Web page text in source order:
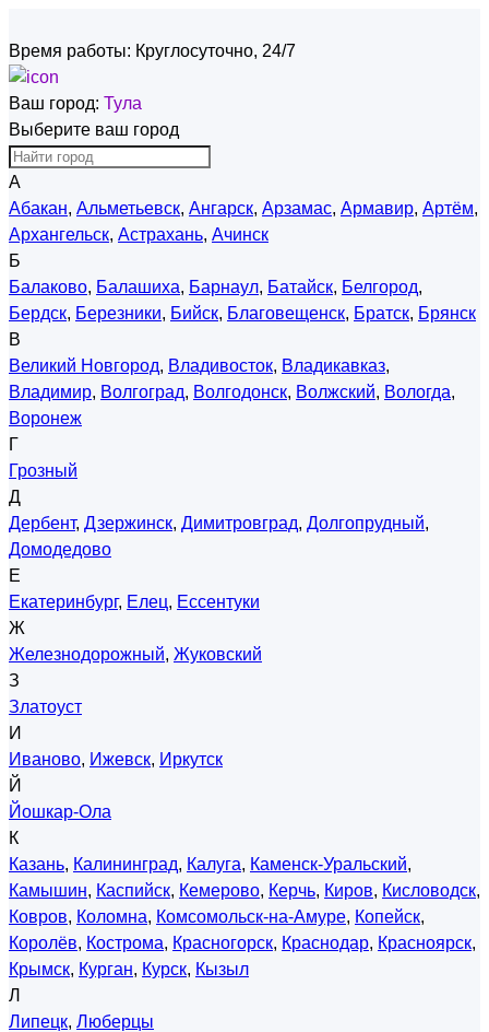
Время работы: Круглосуточно, 24/7
Ваш город: Тула
Выберите ваш город
А
Абакан, Альметьевск, Ангарск, Арзамас, Армавир, Артём,
Архангельск, Астрахань, Ачинск
Б
Балаково, Балашиха, Барнаул, Батайск, Белгород,
Бердск, Березники, Бийск, Благовещенск, Братск, Брянск
В
Великий Новгород, Владивосток, Владикавказ,
Владимир, Волгоград, Волгодонск, Волжский, Вологда,
Воронеж
Г
Грозный
Д
Дербент, Дзержинск, Димитровград, Долгопрудный,
Домодедово
Е
Екатеринбург, Елец, Ессентуки
Ж
Железнодорожный, Жуковский
З
Златоуст
И
Иваново, Ижевск, Иркутск
Й
Йошкар-Ола
К
Казань, Калининград, Калуга, Каменск-Уральский,
Камышин, Каспийск, Кемерово, Керчь, Киров, Кисловодск,
Ковров, Коломна, Комсомольск-на-Амуре, Копейск,
Королёв, Кострома, Красногорск, Краснодар, Красноярск,
Крымск, Курган, Курск, Кызыл
Л
Липецк, Люберцы